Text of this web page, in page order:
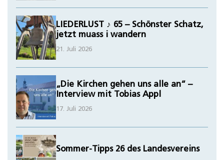
LIEDERLUST ♪ 65 – Schönster Schatz,
jetzt muass i wandern
21. Juli 2026
„Die Kirchen gehen uns alle an“ –
Interview mit Tobias Appl
17. Juli 2026
Sommer-Tipps 26 des Landesvereins